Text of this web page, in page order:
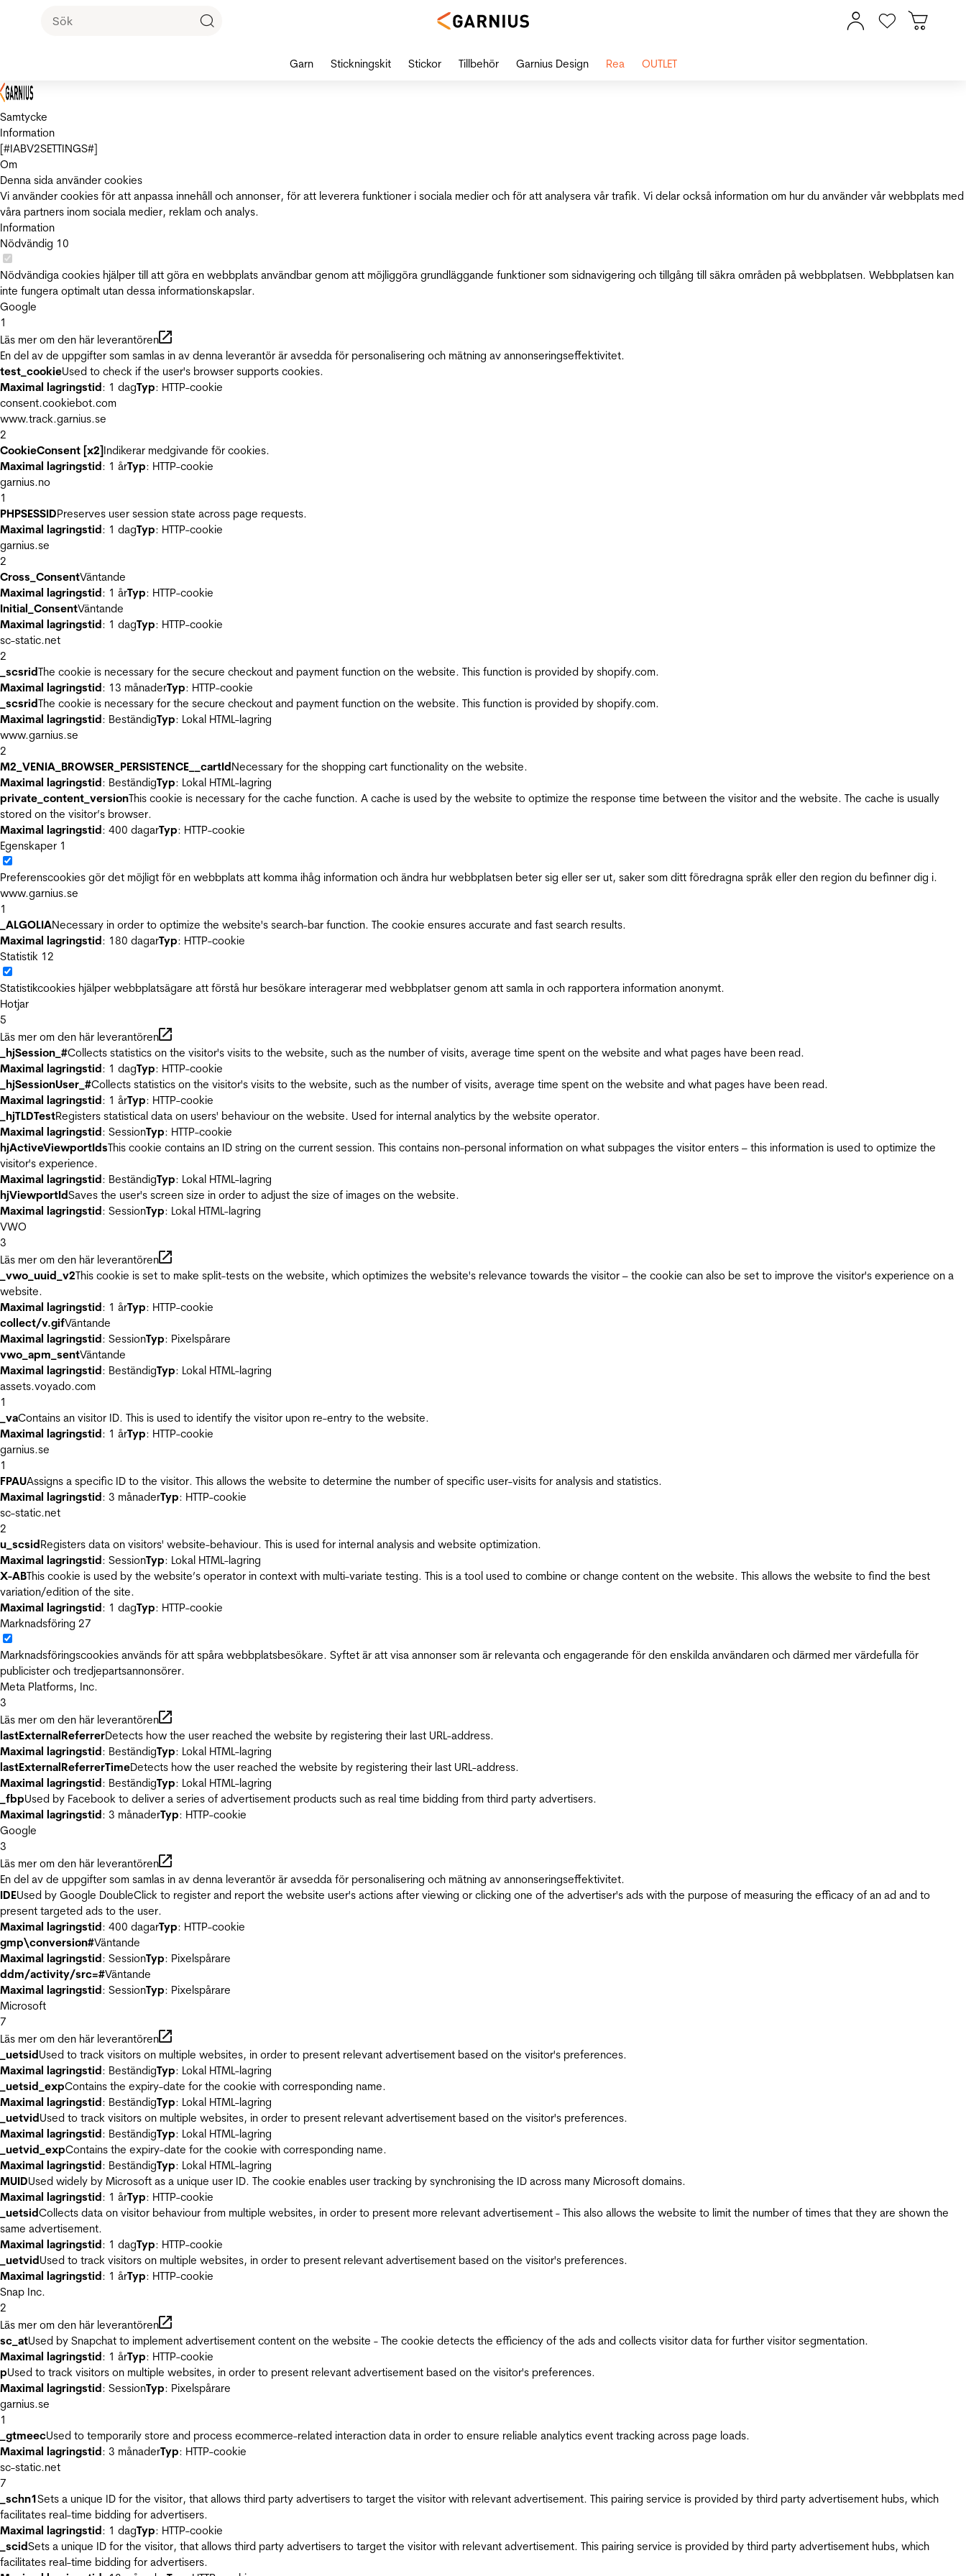
Samtycke
Information
[#IABV2SETTINGS#]
Om
Denna sida använder cookies
Vi använder cookies för att anpassa innehåll och annonser, för att leverera funktioner i sociala medier och för att analysera vår trafik. Vi delar också information om hur du använder vår webbplats med
våra partners inom sociala medier, reklam och analys.
Information
Nödvändig 10
Nödvändiga cookies hjälper till att göra en webbplats användbar genom att möjliggöra grundläggande funktioner som sidnavigering och tillgång till säkra områden på webbplatsen. Webbplatsen kan
inte fungera optimalt utan dessa informationskapslar.
Google
1
Läs mer om den här leverantören
En del av de uppgifter som samlas in av denna leverantör är avsedda för personalisering och mätning av annonseringseffektivitet.
test_cookieUsed to check if the user's browser supports cookies.
Maximal lagringstid: 1 dagTyp: HTTP-cookie
consent.cookiebot.com
www.track.garnius.se
2
CookieConsent [x2]Indikerar medgivande för cookies.
Maximal lagringstid: 1 årTyp: HTTP-cookie
garnius.no
1
PHPSESSIDPreserves user session state across page requests.
Maximal lagringstid: 1 dagTyp: HTTP-cookie
garnius.se
2
Cross_ConsentVäntande
Maximal lagringstid: 1 årTyp: HTTP-cookie
Initial_ConsentVäntande
Maximal lagringstid: 1 dagTyp: HTTP-cookie
sc-static.net
2
_scsridThe cookie is necessary for the secure checkout and payment function on the website. This function is provided by shopify.com.
Maximal lagringstid: 13 månaderTyp: HTTP-cookie
_scsridThe cookie is necessary for the secure checkout and payment function on the website. This function is provided by shopify.com.
Maximal lagringstid: BeständigTyp: Lokal HTML-lagring
www.garnius.se
2
M2_VENIA_BROWSER_PERSISTENCE__cartIdNecessary for the shopping cart functionality on the website.
Maximal lagringstid: BeständigTyp: Lokal HTML-lagring
private_content_versionThis cookie is necessary for the cache function. A cache is used by the website to optimize the response time between the visitor and the website. The cache is usually
stored on the visitor’s browser.
Maximal lagringstid: 400 dagarTyp: HTTP-cookie
Egenskaper 1
Preferenscookies gör det möjligt för en webbplats att komma ihåg information och ändra hur webbplatsen beter sig eller ser ut, saker som ditt föredragna språk eller den region du befinner dig i.
www.garnius.se
1
_ALGOLIANecessary in order to optimize the website's search-bar function. The cookie ensures accurate and fast search results.
Maximal lagringstid: 180 dagarTyp: HTTP-cookie
Statistik 12
Statistikcookies hjälper webbplatsägare att förstå hur besökare interagerar med webbplatser genom att samla in och rapportera information anonymt.
Hotjar
5
Läs mer om den här leverantören
_hjSession_#Collects statistics on the visitor's visits to the website, such as the number of visits, average time spent on the website and what pages have been read.
Maximal lagringstid: 1 dagTyp: HTTP-cookie
_hjSessionUser_#Collects statistics on the visitor's visits to the website, such as the number of visits, average time spent on the website and what pages have been read.
Maximal lagringstid: 1 årTyp: HTTP-cookie
_hjTLDTestRegisters statistical data on users' behaviour on the website. Used for internal analytics by the website operator.
Maximal lagringstid: SessionTyp: HTTP-cookie
hjActiveViewportIdsThis cookie contains an ID string on the current session. This contains non-personal information on what subpages the visitor enters – this information is used to optimize the
visitor's experience.
Maximal lagringstid: BeständigTyp: Lokal HTML-lagring
hjViewportIdSaves the user's screen size in order to adjust the size of images on the website.
Maximal lagringstid: SessionTyp: Lokal HTML-lagring
VWO
3
Läs mer om den här leverantören
_vwo_uuid_v2This cookie is set to make split-tests on the website, which optimizes the website's relevance towards the visitor – the cookie can also be set to improve the visitor's experience on a
website.
Maximal lagringstid: 1 årTyp: HTTP-cookie
collect/v.gifVäntande
Maximal lagringstid: SessionTyp: Pixelspårare
vwo_apm_sentVäntande
Maximal lagringstid: BeständigTyp: Lokal HTML-lagring
assets.voyado.com
1
_vaContains an visitor ID. This is used to identify the visitor upon re-entry to the website.
Maximal lagringstid: 1 årTyp: HTTP-cookie
garnius.se
1
FPAUAssigns a specific ID to the visitor. This allows the website to determine the number of specific user-visits for analysis and statistics.
Maximal lagringstid: 3 månaderTyp: HTTP-cookie
sc-static.net
2
u_scsidRegisters data on visitors' website-behaviour. This is used for internal analysis and website optimization.
Maximal lagringstid: SessionTyp: Lokal HTML-lagring
X-ABThis cookie is used by the website’s operator in context with multi-variate testing. This is a tool used to combine or change content on the website. This allows the website to find the best
variation/edition of the site.
Maximal lagringstid: 1 dagTyp: HTTP-cookie
Marknadsföring 27
Marknadsföringscookies används för att spåra webbplatsbesökare. Syftet är att visa annonser som är relevanta och engagerande för den enskilda användaren och därmed mer värdefulla för
publicister och tredjepartsannonsörer.
Meta Platforms, Inc.
3
Läs mer om den här leverantören
lastExternalReferrerDetects how the user reached the website by registering their last URL-address.
Maximal lagringstid: BeständigTyp: Lokal HTML-lagring
lastExternalReferrerTimeDetects how the user reached the website by registering their last URL-address.
Maximal lagringstid: BeständigTyp: Lokal HTML-lagring
_fbpUsed by Facebook to deliver a series of advertisement products such as real time bidding from third party advertisers.
Maximal lagringstid: 3 månaderTyp: HTTP-cookie
Google
3
Läs mer om den här leverantören
En del av de uppgifter som samlas in av denna leverantör är avsedda för personalisering och mätning av annonseringseffektivitet.
IDEUsed by Google DoubleClick to register and report the website user's actions after viewing or clicking one of the advertiser's ads with the purpose of measuring the efficacy of an ad and to
present targeted ads to the user.
Maximal lagringstid: 400 dagarTyp: HTTP-cookie
gmp\conversion#Väntande
Maximal lagringstid: SessionTyp: Pixelspårare
ddm/activity/src=#Väntande
Maximal lagringstid: SessionTyp: Pixelspårare
Microsoft
7
Läs mer om den här leverantören
_uetsidUsed to track visitors on multiple websites, in order to present relevant advertisement based on the visitor's preferences.
Maximal lagringstid: BeständigTyp: Lokal HTML-lagring
_uetsid_expContains the expiry-date for the cookie with corresponding name.
Maximal lagringstid: BeständigTyp: Lokal HTML-lagring
_uetvidUsed to track visitors on multiple websites, in order to present relevant advertisement based on the visitor's preferences.
Maximal lagringstid: BeständigTyp: Lokal HTML-lagring
_uetvid_expContains the expiry-date for the cookie with corresponding name.
Maximal lagringstid: BeständigTyp: Lokal HTML-lagring
MUIDUsed widely by Microsoft as a unique user ID. The cookie enables user tracking by synchronising the ID across many Microsoft domains.
Maximal lagringstid: 1 årTyp: HTTP-cookie
_uetsidCollects data on visitor behaviour from multiple websites, in order to present more relevant advertisement - This also allows the website to limit the number of times that they are shown the
same advertisement.
Maximal lagringstid: 1 dagTyp: HTTP-cookie
_uetvidUsed to track visitors on multiple websites, in order to present relevant advertisement based on the visitor's preferences.
Maximal lagringstid: 1 årTyp: HTTP-cookie
Snap Inc.
2
Läs mer om den här leverantören
sc_atUsed by Snapchat to implement advertisement content on the website - The cookie detects the efficiency of the ads and collects visitor data for further visitor segmentation.
Maximal lagringstid: 1 årTyp: HTTP-cookie
pUsed to track visitors on multiple websites, in order to present relevant advertisement based on the visitor's preferences.
Maximal lagringstid: SessionTyp: Pixelspårare
garnius.se
1
_gtmeecUsed to temporarily store and process ecommerce-related interaction data in order to ensure reliable analytics event tracking across page loads.
Maximal lagringstid: 3 månaderTyp: HTTP-cookie
sc-static.net
7
_schn1Sets a unique ID for the visitor, that allows third party advertisers to target the visitor with relevant advertisement. This pairing service is provided by third party advertisement hubs, which
facilitates real-time bidding for advertisers.
Maximal lagringstid: 1 dagTyp: HTTP-cookie
_scidSets a unique ID for the visitor, that allows third party advertisers to target the visitor with relevant advertisement. This pairing service is provided by third party advertisement hubs, which
facilitates real-time bidding for advertisers.
Garn Stickningskit Stickor Tillbehör Garnius Design Rea OUTLET